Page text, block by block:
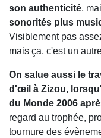
son authenticité,
sonorités plus
Visiblement pas
mais ça, c'est un
On salue aussi le
d'œil à Zizou,
du Monde 2006
regard au trophée,
tournure des